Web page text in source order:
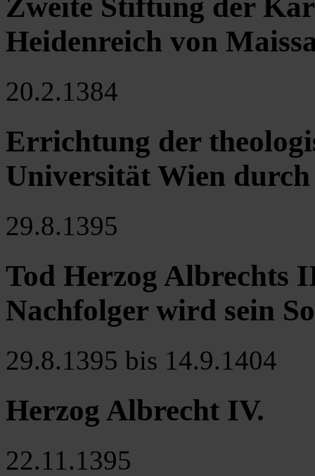
Heidenreich von
20.2.1384
Errichtung der
Universität Wien durch
29.8.1395
Tod Herzog Albrechts
Nachfolger wird sein
29.8.1395 bis 14.9.1404
Herzog Albrecht IV.
22.11.1395